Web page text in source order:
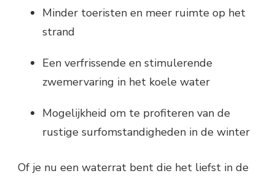
Minder toeristen en meer ruimte op het
strand
Een verfrissende en stimulerende
zwemervaring in het koele water
Mogelijkheid om te profiteren van de
rustige surfomstandigheden in de winter
Of je nu een waterrat bent die het liefst in de